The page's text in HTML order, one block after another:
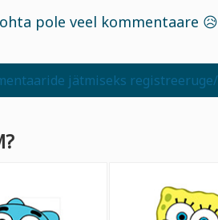
pole veel kommentaare
jätmiseks